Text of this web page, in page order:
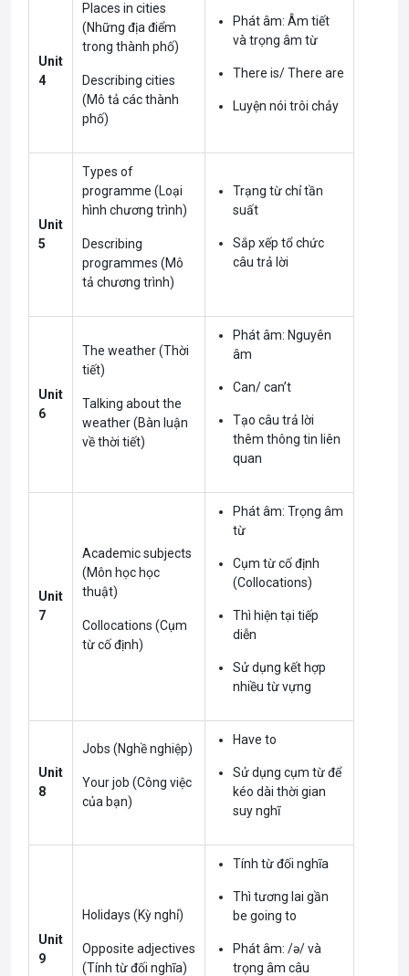
Unit
4
Places in cities
(Những địa điểm
trong thành phố)
Describing cities
(Mô tả các thành
phố)
Phát âm: Âm tiết
và trọng âm từ
There is/ There are
Luyện nói trôi chảy
Unit
5
Types of
programme (Loại
hình chương trình)
Describing
programmes (Mô
tả chương trình)
Trạng từ chỉ tần
suất
Sắp xếp tổ chức
câu trả lời
Unit
6
The weather (Thời
tiết)
Talking about the
weather (Bàn luận
về thời tiết)
Phát âm: Nguyên
âm
Can/ can’t
Tạo câu trả lời
thêm thông tin liên
quan
Unit
7
Academic subjects
(Môn học học
thuật)
Collocations (Cụm
từ cố định)
Phát âm: Trọng âm
từ
Cụm từ cố định
(Collocations)
Thì hiện tại tiếp
diễn
Sử dụng kết hợp
nhiều từ vựng
Unit
8
Jobs (Nghề nghiệp)
Your job (Công việc
của bạn)
Have to
Sử dụng cụm từ để
kéo dài thời gian
suy nghĩ
Unit
9
Holidays (Kỳ nghỉ)
Opposite adjectives
(Tính từ đối nghĩa)
Tính từ đối nghĩa
Thì tương lai gần
be going to
Phát âm: /ə/ và
trọng âm câu